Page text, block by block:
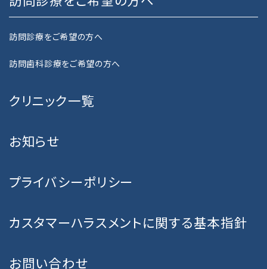
訪問診療をご希望の方へ
訪問歯科診療をご希望の方へ
クリニック一覧
お知らせ
プライバシーポリシー
カスタマーハラスメントに関する基本指針
お問い合わせ